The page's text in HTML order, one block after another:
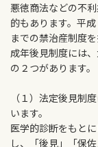
悪徳商法などの不
的もあります。平
までの禁治産制度
成年後見制度には
の２つがあります。
（１）法定後見制
います。
医学的診断をもと
し、「後見」「保